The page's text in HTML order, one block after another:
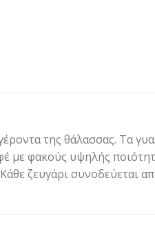
της θάλασσας. Τα
φακούς υψηλής
ζευγάρι συνοδεύεται